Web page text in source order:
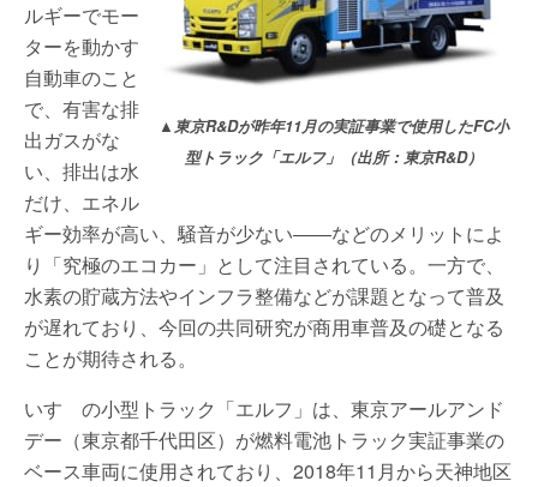
▲東京R&Dが昨年11月の実証事業で使用したFC小
型トラック「エルフ」（出所：東京R&D）
ルギーでモー
ターを動かす
自動車のこと
で、有害な排
出ガスがな
い、排出は水
だけ、エネル
ギー効率が高い、騒音が少ない――などのメリットによ
り「究極のエコカー」として注目されている。一方で、
水素の貯蔵方法やインフラ整備などが課題となって普及
が遅れており、今回の共同研究が商用車普及の礎となる
ことが期待される。
いすゞの小型トラック「エルフ」は、東京アールアンド
デー（東京都千代田区）が燃料電池トラック実証事業の
ベース車両に使用されており、2018年11月から天神地区